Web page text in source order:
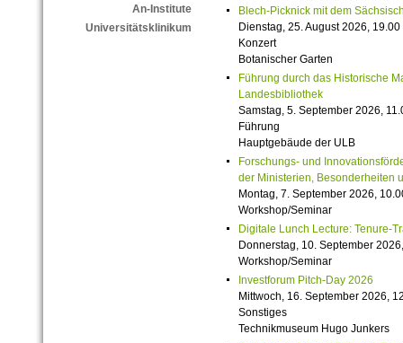
An-Institute
Universitätsklinikum
Blech-Picknick mit dem
Dienstag, 25. August 2026,
Konzert
Botanischer Garten
Führung durch das Historische
Landesbibliothek
Samstag, 5. September 2026,
Führung
Hauptgebäude der ULB
Forschungs- und
der Ministerien, Besonderheiten
Montag, 7. September 2026,
Workshop/Seminar
Digitale Lunch Lecture: Tenure-
Donnerstag, 10. September
Workshop/Seminar
Investforum Pitch-Day 2026
Mittwoch, 16. September 2026,
Sonstiges
Technikmuseum Hugo Junkers